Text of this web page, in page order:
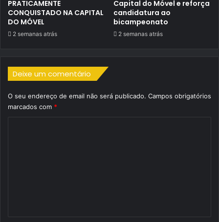
PRATICAMENTE
CONQUISTADO NA CAPITAL
DO MÓVEL
2 semanas atrás
Capital do Móvel e reforça
candidatura ao
bicampeonato
2 semanas atrás
Deixe um comentário
O seu endereço de email não será publicado. Campos obrigatórios
marcados com *